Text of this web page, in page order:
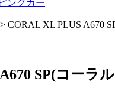
ングカー
> CORAL XL PLUS A670
SP(コーラ